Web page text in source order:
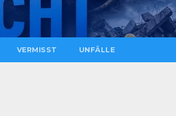
VERMISST UNFÄLLE